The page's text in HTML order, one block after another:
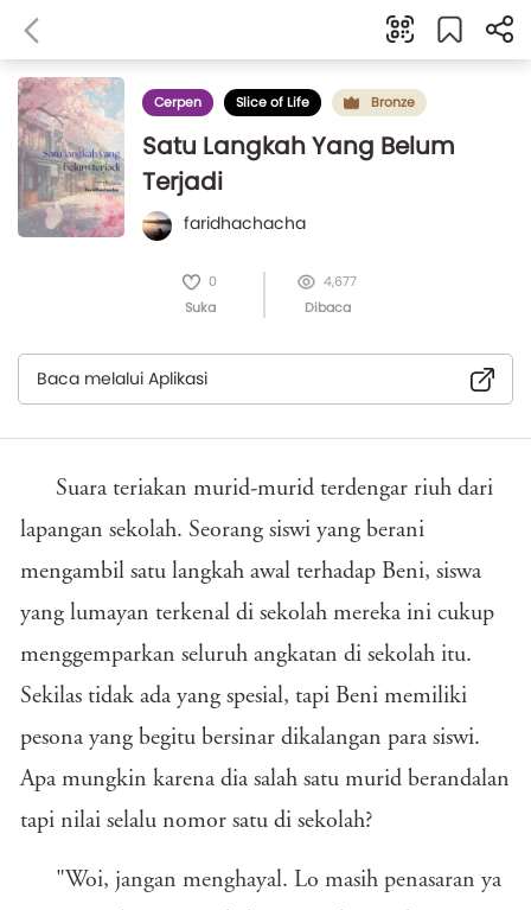
Cerpen Slice of Life Bronze
Satu Langkah Yang Belum
Terjadi
faridhachacha
0
Suka
4,677
Dibaca
Baca melalui Aplikasi
Suara teriakan murid-murid terdengar riuh dari
lapangan sekolah. Seorang siswi yang berani
mengambil satu langkah awal terhadap Beni, siswa
yang lumayan terkenal di sekolah mereka ini cukup
menggemparkan seluruh angkatan di sekolah itu.
Sekilas tidak ada yang spesial, tapi Beni memiliki
pesona yang begitu bersinar dikalangan para siswi.
Apa mungkin karena dia salah satu murid berandalan
tapi nilai selalu nomor satu di sekolah?
"Woi, jangan menghayal. Lo masih penasaran ya